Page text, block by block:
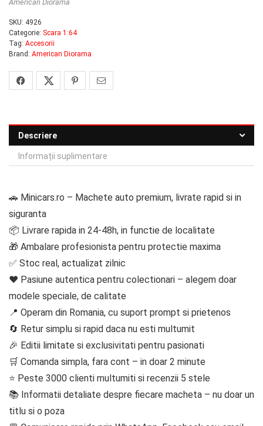
American Diorama
SKU: 4926
Categorie: Scara 1:64
Tag: Accesorii
Brand: American Diorama
Descriere
Informații suplimentare
🚗 Minicars.ro – Machete auto premium, livrate rapid si in
siguranta
📦 Livrare rapida in 24-48h, in functie de localitate
🎁 Ambalare profesionista pentru protectie maxima
✅ Stoc real, actualizat zilnic
❤️ Pasiune autentica pentru colectionari – alegem doar
modele speciale, de calitate
📍 Operam din Romania, cu suport prompt si prietenos
🔄 Retur simplu si rapid daca nu esti multumit
🎉 Editii limitate si exclusivitati pentru pasionati
🛒 Comanda simpla, fara cont – in doar 2 minute
⭐ Peste 3000 clienti multumiti si recenzii 5 stele
📚 Informatii detaliate despre fiecare macheta – nu doar un
titlu si o poza